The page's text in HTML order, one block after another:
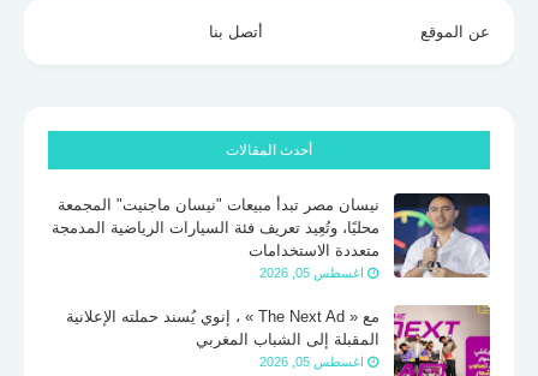
عن الموقع أتصل بنا
أحدث المقالات
نيسان مصر تبدأ مبيعات "نيسان ماجنيت" المجمعة
محليًا، وتُعِيد تعريف فئة السيارات الرياضية المدمجة
متعددة الاستخدامات
اغسطس 05, 2026
مع « The Next Ad » ، إنوي يُسند حملته الإعلانية
المقبلة إلى الشباب المغربي
اغسطس 05, 2026